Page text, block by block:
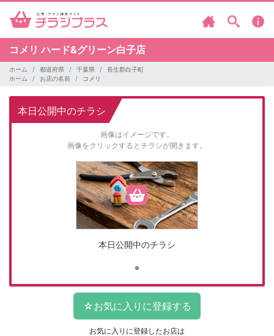
コメリハード&グリーン白子店
ホーム 都道府県 千葉県
長生郡白子町
ホーム
お店の名前 コメリ
本日公開中のチラシ
画像はイメージです。
画像をクリックするとチラシが開きます。
本日公開中のチラシ
お気に入りに登録したお店は